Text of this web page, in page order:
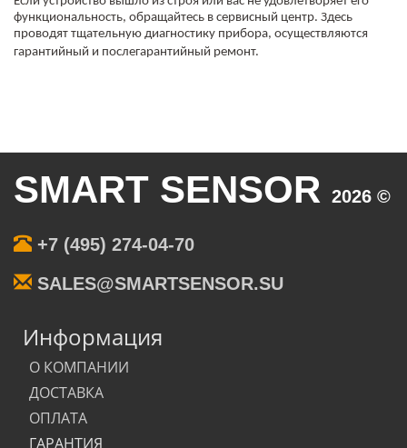
функциональность, обращайтесь в сервисный центр. Здесь
проводят тщательную диагностику прибора, осуществляются
гарантийный и послегарантийный ремонт.
SMART SENSOR 2026 ©
+7 (495) 274-04-70
SALES@SMARTSENSOR.SU
Информация
О КОМПАНИИ
ДОСТАВКА
ОПЛАТА
ГАРАНТИЯ